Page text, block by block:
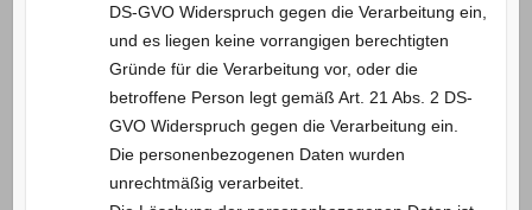
DS-GVO Widerspruch gegen die Verarbeitung ein,
und es liegen keine vorrangigen berechtigten
Gründe für die Verarbeitung vor, oder die
betroffene Person legt gemäß Art. 21 Abs. 2 DS-
GVO Widerspruch gegen die Verarbeitung ein.
Die personenbezogenen Daten wurden
unrechtmäßig verarbeitet.